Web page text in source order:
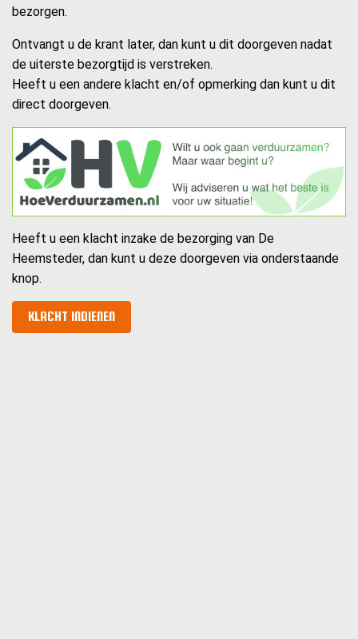
bezorgen.
Ontvangt u de krant later, dan kunt u dit doorgeven nadat
de uiterste bezorgtijd is verstreken.
Heeft u een andere klacht en/of opmerking dan kunt u dit
direct doorgeven.
Heeft u een klacht inzake de bezorging van De
Heemsteder, dan kunt u deze doorgeven via onderstaande
knop.
KLACHT INDIENEN